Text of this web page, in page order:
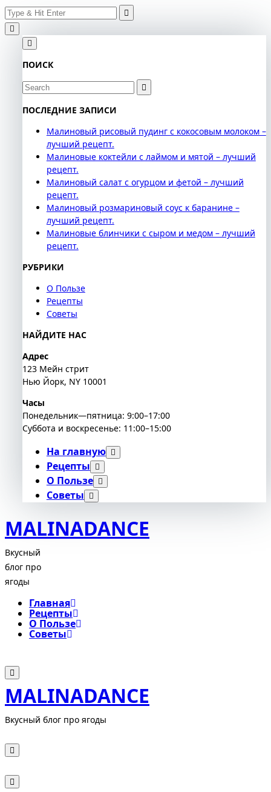
Skip
to
content
Search
for:
ПОИСК
Search
for:
ПОСЛЕДНИЕ ЗАПИСИ
Малиновый рисовый пудинг с кокосовым молоком –
лучший рецепт.
Малиновые коктейли с лаймом и мятой – лучший
рецепт.
Малиновый салат с огурцом и фетой – лучший
рецепт.
Малиновый розмариновый соус к баранине –
лучший рецепт.
Малиновые блинчики с сыром и медом – лучший
рецепт.
РУБРИКИ
О Пользе
Рецепты
Советы
НАЙДИТЕ НАС
Адрес
123 Мейн стрит
Нью Йорк, NY 10001
Часы
Понедельник—пятница: 9:00–17:00
Суббота и воскресенье: 11:00–15:00
На главную
Рецепты
О Пользе
Советы
MALINADANCE
Вкусный
блог про
ягоды
Главная
Рецепты
О Пользе
Советы
MALINADANCE
Вкусный блог про ягоды